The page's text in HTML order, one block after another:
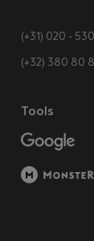
(+31) 020 -
(+32) 380 80
Tools